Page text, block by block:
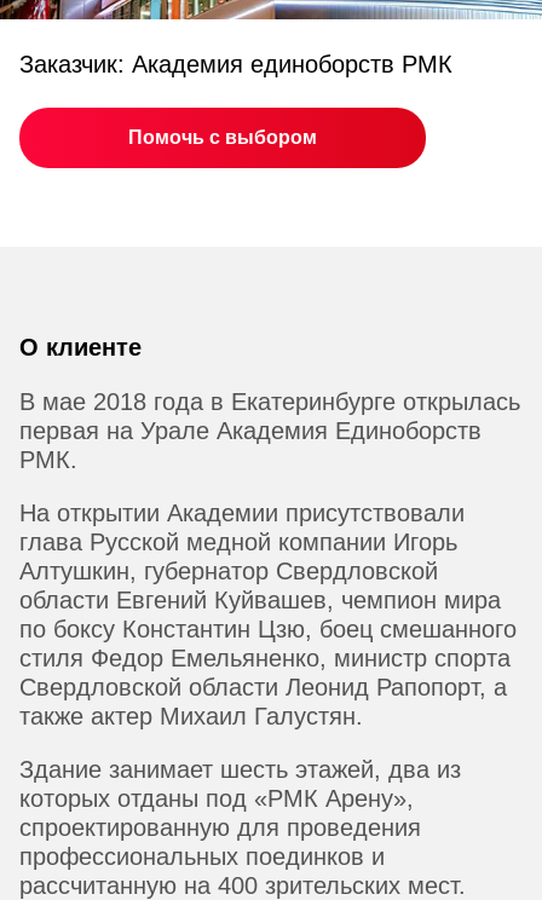
Заказчик: Академия единоборств РМК
Помочь с выбором
О клиенте
В мае 2018 года в Екатеринбурге открылась
первая на Урале Академия Единоборств
РМК.
На открытии Академии присутствовали
глава Русской медной компании Игорь
Алтушкин, губернатор Свердловской
области Евгений Куйвашев, чемпион мира
по боксу Константин Цзю, боец смешанного
стиля Федор Емельяненко, министр спорта
Свердловской области Леонид Рапопорт, а
также актер Михаил Галустян.
Здание занимает шесть этажей, два из
которых отданы под «РМК Арену»,
спроектированную для проведения
профессиональных поединков и
рассчитанную на 400 зрительских мест.